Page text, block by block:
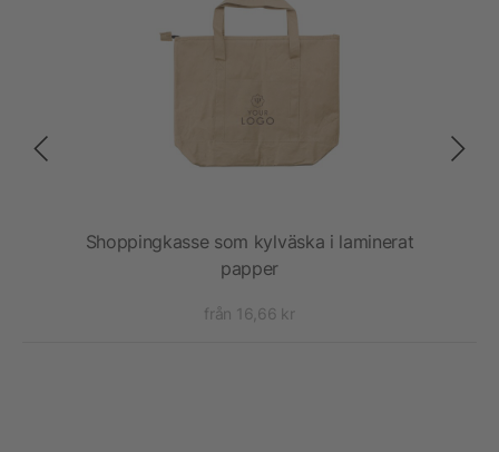
Shoppingkasse som kylväska i laminerat
papper
från 16,66 kr